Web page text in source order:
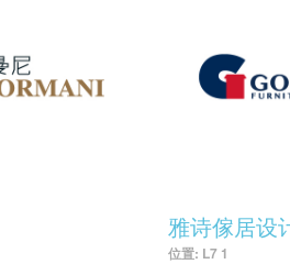
雅诗傢居设
位置: L7 1